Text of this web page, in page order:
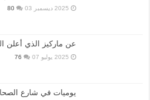
2025 ديسمبر 03 80
عن ماركيز الذي أعلن
2025 يوليو 07 76
يوميات في شارع